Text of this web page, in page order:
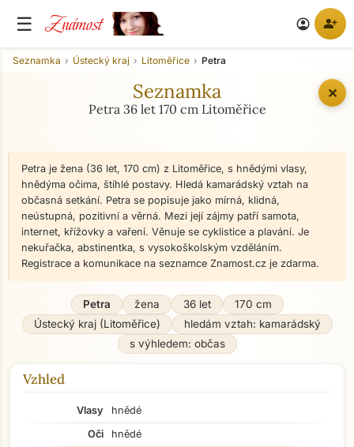
☰ Známost account_circle person_add
✕
Seznamka Ústecký kraj Litoměřice Petra
Seznamka
Petra 36 let 170 cm Litoměřice
Petra je žena (36 let, 170 cm) z Litoměřice, s hnědými vlasy,
hnědýma očima, štíhlé postavy. Hledá kamarádský vztah na
občasná setkání. Petra se popisuje jako mírná, klidná,
neústupná, pozitivní a věrná. Mezi její zájmy patří samota,
internet, křížovky a vaření. Věnuje se cyklistice a plavání. Je
nekuřačka, abstinentka, s vysokoškolským vzděláním.
Registrace a komunikace na seznamce Znamost.cz je zdarma.
Petra žena 36 let
170 cm
Ústecký kraj (Litoměřice)
hledám vztah: kamarádský
s výhledem: občas
Vzhled
Vlasy
hnědé
Oči
hnědé